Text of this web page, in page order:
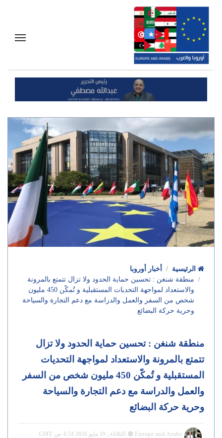
أخبار أوروبا
منطقة شنغن : تحسين حماية الحدود ولا تزال تتمتع بالمرونة
والاستعداد لمواجهة التحديات المستقبلية و تُمكّن 450 مليون
شخص من السفر والعمل والدراسة مع دعم التجارة والسياحة
وحرية حركة البضائع
منطقة شنغن : تحسين حماية الحدود ولا تزال
تتمتع بالمرونة والاستعداد لمواجهة التحديات
المستقبلية و تُمكّن 450 مليون شخص من السفر
والعمل والدراسة مع دعم التجارة والسياحة
وحرية حركة البضائع
Europe and Arabs الثلاثاء , 19 مايو 2026 4:54 ص GMT